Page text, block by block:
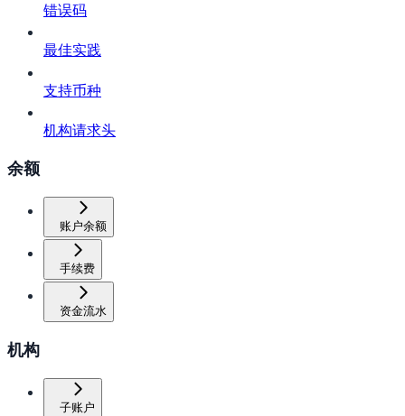
错误码
最佳实践
支持币种
机构请求头
余额
账户余额
手续费
资金流水
机构
子账户